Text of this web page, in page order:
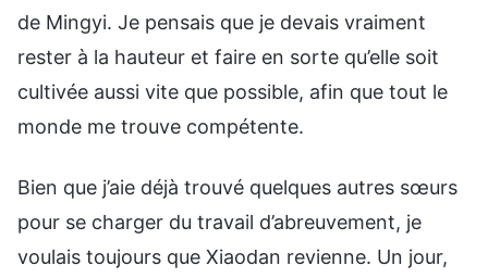
de Mingyi. Je pensais que je devais vraiment
rester à la hauteur et faire en sorte qu’elle soit
cultivée aussi vite que possible, afin que tout le
monde me trouve compétente.
Bien que j’aie déjà trouvé quelques autres sœurs
pour se charger du travail d’abreuvement, je
voulais toujours que Xiaodan revienne. Un jour,